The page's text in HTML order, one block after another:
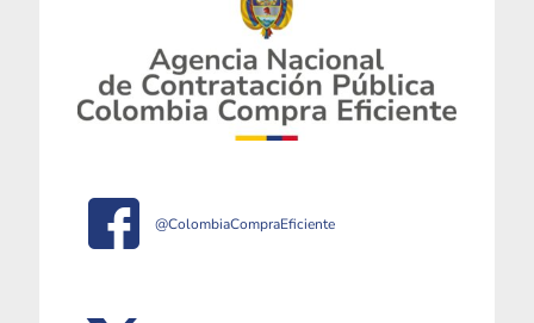
@ColombiaCompraEficiente